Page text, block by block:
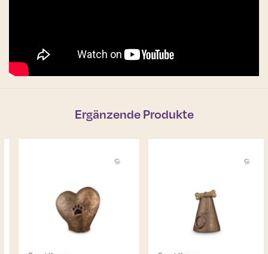
Ergänzende Produkte